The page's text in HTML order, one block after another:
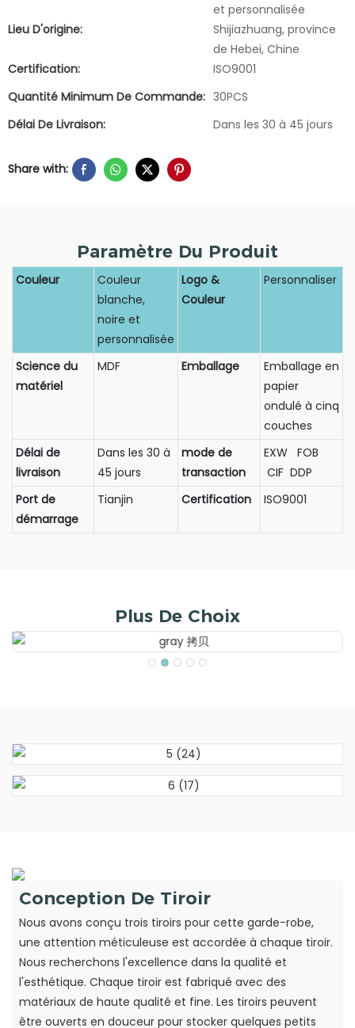
et personnalisée
Lieu D'origine:
Shijiazhuang, province
de Hebei, Chine
Certification:
ISO9001
Quantité Minimum De Commande: 30PCS
Délai De Livraison:
Dans les 30 à 45 jours
Share with:
Paramètre Du Produit
Couleur
Couleur
blanche,
noire et
personnalisée
Logo &
Couleur
Personnaliser
Science du
matériel
MDF Emballage
Emballage en
papier
ondulé à cinq
couches
Délai de
livraison
Dans les 30 à
45 jours
mode de
transaction
EXW FOB
CIF DDP
Port de
démarrage
Tianjin Certification ISO9001
Plus De Choix
Conception De Tiroir
Nous avons conçu trois tiroirs pour cette garde-robe,
une attention méticuleuse est accordée à chaque tiroir.
Nous recherchons l'excellence dans la qualité et
l'esthétique. Chaque tiroir est fabriqué avec des
matériaux de haute qualité et fine. Les tiroirs peuvent
être ouverts en douceur pour stocker quelques petits